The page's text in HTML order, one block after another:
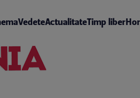
VedeteActualitateTimp liber